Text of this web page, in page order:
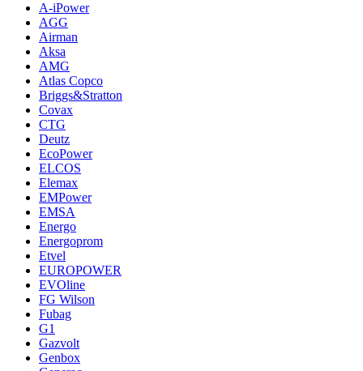
A-iPower
AGG
Airman
Aksa
AMG
Atlas Copco
Briggs&Stratton
Covax
CTG
Deutz
EcoPower
ELCOS
Elemax
EMPower
EMSA
Energo
Energoprom
Etvel
EUROPOWER
EVOline
FG Wilson
Fubag
G1
Gazvolt
Genbox